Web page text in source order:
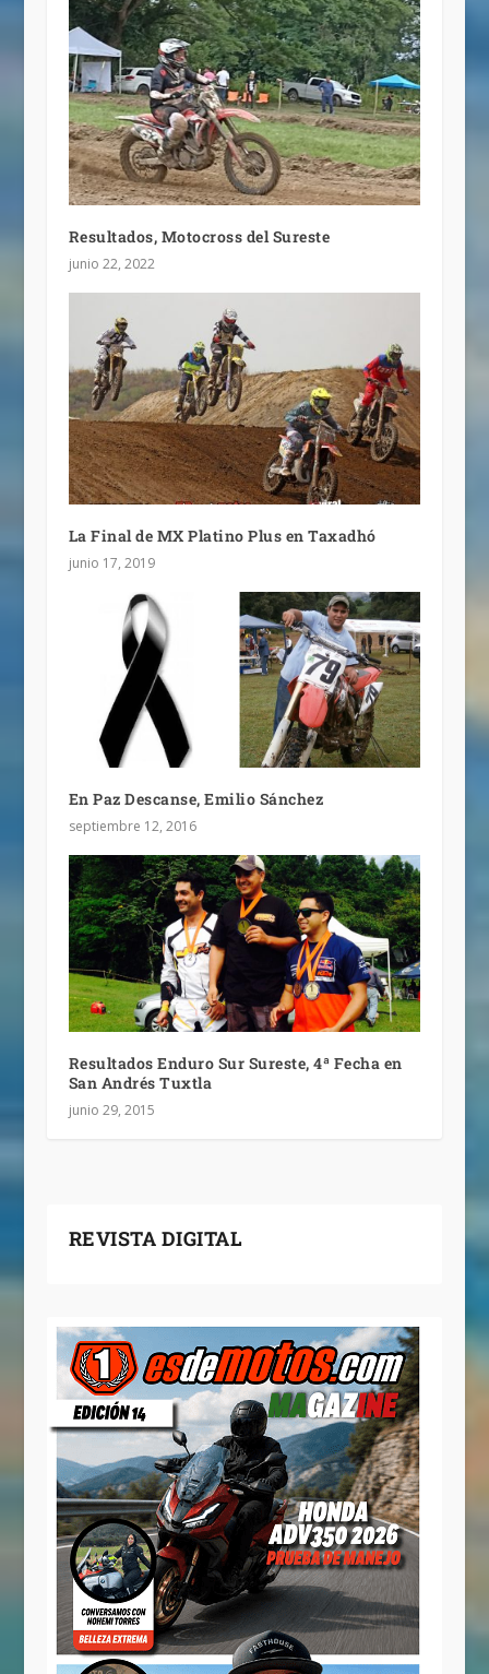
Resultados, Motocross del Sureste
junio 22, 2022
La Final de MX Platino Plus en Taxadhó
junio 17, 2019
En Paz Descanse, Emilio Sánchez
septiembre 12, 2016
Resultados Enduro Sur Sureste, 4ª Fecha en
San Andrés Tuxtla
junio 29, 2015
REVISTA DIGITAL